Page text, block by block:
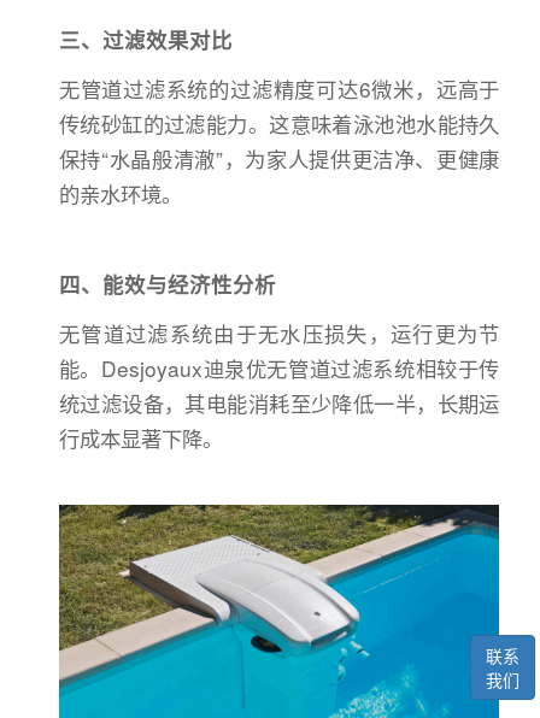
联系
我们
三、过滤效果对比
无管道过滤系统的过滤精度可达6微米，远高于
传统砂缸的过滤能力。这意味着泳池池水能持久
保持“水晶般清澈”，为家人提供更洁净、更健康
的亲水环境。
四、能效与经济性分析
无管道过滤系统由于无水压损失，运行更为节
能。Desjoyaux迪泉优无管道过滤系统相较于传
统过滤设备，其电能消耗至少降低一半，长期运
行成本显著下降。